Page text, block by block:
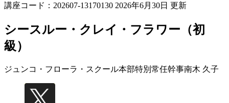
講座コード：202607-13170130 2026年6月30日 更新
シースルー・クレイ・フラワー（初
級）
ジュンコ・フローラ・スクール本部特別常任幹事南木 久子